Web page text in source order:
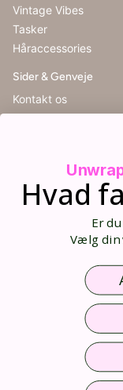
Vintage Vibes
Tasker
Håraccessories
Sider & Genveje
Kontakt os
Handelsbetingelser
Størrelsesguide
Blog
Nem og sikker
Hvad
Er
Vælg din